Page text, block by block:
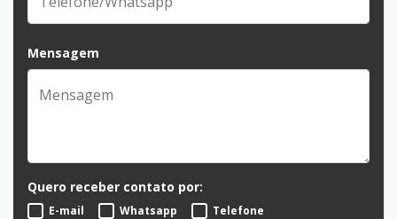
Mensagem
Quero receber contato por:
E-mail Whatsapp Telefone